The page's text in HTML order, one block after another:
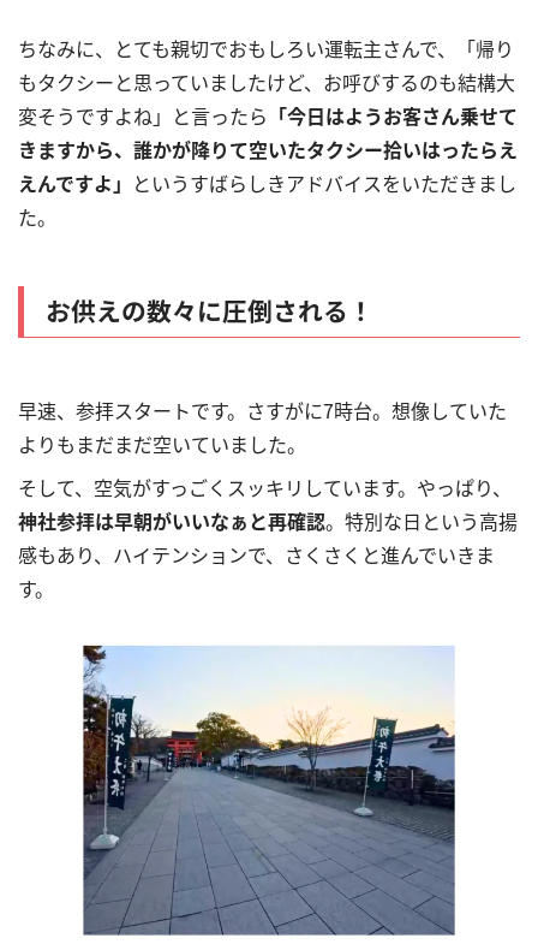
ちなみに、とても親切でおもしろい運転主さんで、「帰り
もタクシーと思っていましたけど、お呼びするのも結構大
変そうですよね」と言ったら 「今日はようお客さん乗せて
きますから、誰かが降りて空いたタクシー拾いはったらえ
えんですよ」 というすばらしきアドバイスをいただきまし
た。
お供えの数々に圧倒される！
早速、参拝スタートです。さすがに7時台。想像していた
よりもまだまだ空いていました。
そして、空気がすっごくスッキリしています。やっぱり、
神社参拝は早朝がいいなぁと再確認。特別な日という高揚
感もあり、ハイテンションで、さくさくと進んでいきま
す。